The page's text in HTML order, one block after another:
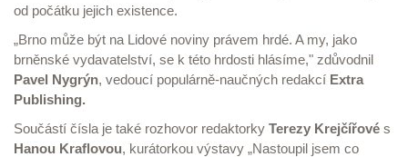
od počátku jejich existence.
„Brno může být na Lidové noviny právem hrdé. A my, jako
brněnské vydavatelství, se k této hrdosti hlásíme," zdůvodnil
Pavel Nygrýn, vedoucí populárně-naučných redakcí Extra
Publishing.
Součástí čísla je také rozhovor redaktorky Terezy Krejčířové s
Hanou Kraflovou, kurátorkou výstavy „Nastoupil jsem co